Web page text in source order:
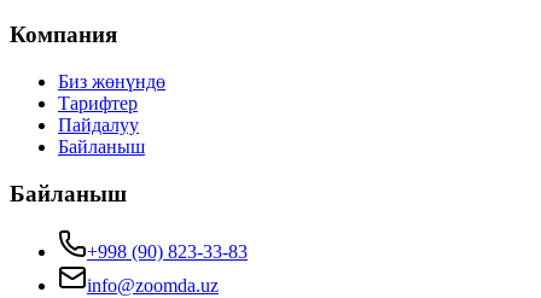
Компания
Биз жөнүндө
Тарифтер
Пайдалуу
Байланыш
Байланыш
+998 (90) 823-33-83
info@zoomda.uz